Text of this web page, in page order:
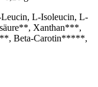
L-Isoleucin, L-
Xanthan***,
Beta-Carotin*****,